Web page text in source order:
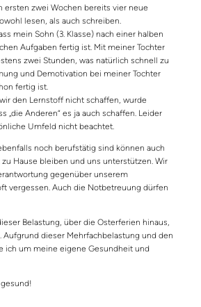
ersten zwei Wochen bereits vier neue
lesen, als auch schreiben.
mein Sohn (3. Klasse) nach einer halben
Aufgaben fertig ist. Mit meiner Tochter
zwei Stunden, was natürlich schnell zu
und Demotivation bei meiner Tochter
fertig ist.
den Lernstoff nicht schaffen, wurde
„die Anderen“ es ja auch schaffen. Leider
Umfeld nicht beachtet.
noch berufstätig sind können auch
Hause bleiben und uns unterstützen. Wir
gegenüber unserem
vergessen. Auch die Notbetreuung dürfen
Belastung, über die Osterferien hinaus,
Aufgrund dieser Mehrfachbelastung und den
ich um meine eigene Gesundheit und